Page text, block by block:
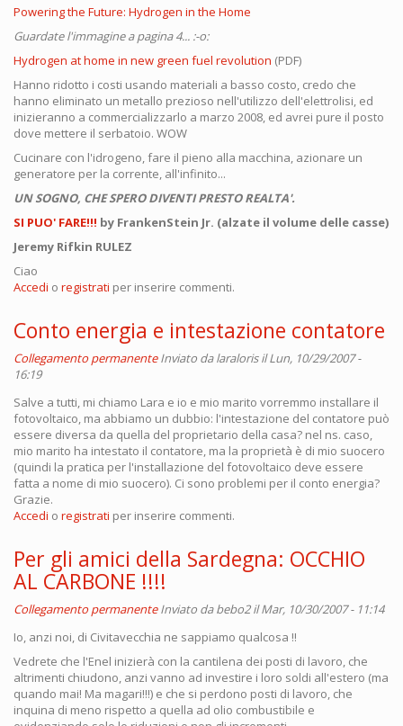
Powering the Future: Hydrogen in the Home
Guardate l'immagine a pagina 4... :-o:
Hydrogen at home in new green fuel revolution (PDF)
Hanno ridotto i costi usando materiali a basso costo, credo che
hanno eliminato un metallo prezioso nell'utilizzo dell'elettrolisi, ed
inizieranno a commercializzarlo a marzo 2008, ed avrei pure il posto
dove mettere il serbatoio. WOW
Cucinare con l'idrogeno, fare il pieno alla macchina, azionare un
generatore per la corrente, all'infinito...
UN SOGNO, CHE SPERO DIVENTI PRESTO REALTA'.
SI PUO' FARE!!! by FrankenStein Jr. (alzate il volume delle casse)
Jeremy Rifkin RULEZ
Ciao
Accedi o registrati per inserire commenti.
Conto energia e intestazione contatore
Collegamento permanente Inviato dalaralorisil Lun, 10/29/2007 -
16:19
Salve a tutti, mi chiamo Lara e io e mio marito vorremmo installare il
fotovoltaico, ma abbiamo un dubbio: l'intestazione del contatore può
essere diversa da quella del proprietario della casa? nel ns. caso,
mio marito ha intestato il contatore, ma la proprietà è di mio suocero
(quindi la pratica per l'installazione del fotovoltaico deve essere
fatta a nome di mio suocero). Ci sono problemi per il conto energia?
Grazie.
Accedi o registrati per inserire commenti.
Per gli amici della Sardegna: OCCHIO
AL CARBONE !!!!
Collegamento permanente Inviato dabebo2il Mar, 10/30/2007 - 11:14
Io, anzi noi, di Civitavecchia ne sappiamo qualcosa !!
Vedrete che l'Enel inizierà con la cantilena dei posti di lavoro, che
altrimenti chiudono, anzi vanno ad investire i loro soldi all'estero (ma
quando mai! Ma magari!!!) e che si perdono posti di lavoro, che
inquina di meno rispetto a quella ad olio combustibile e